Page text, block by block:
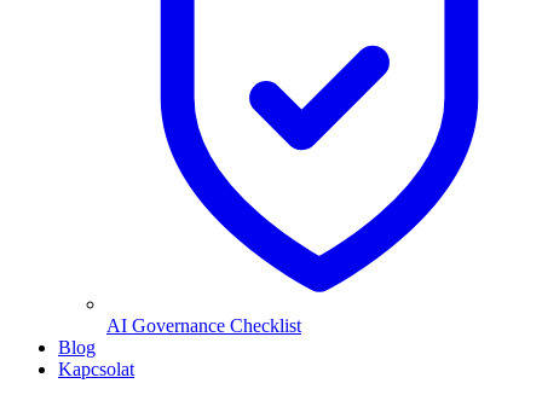
AI Governance Checklist
Blog
Kapcsolat